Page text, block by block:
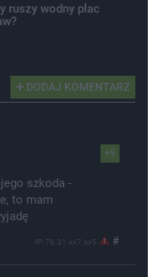
ruszy wodny plac
DODAJ KOMENTARZ
+9
szkoda -
to mam
IP: 78.31.xx7.xx5 #